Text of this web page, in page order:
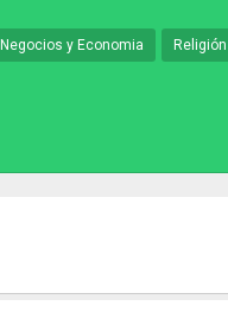
Negocios y Economia Religión